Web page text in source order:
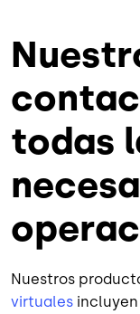
todas
Nuestros
virtuales